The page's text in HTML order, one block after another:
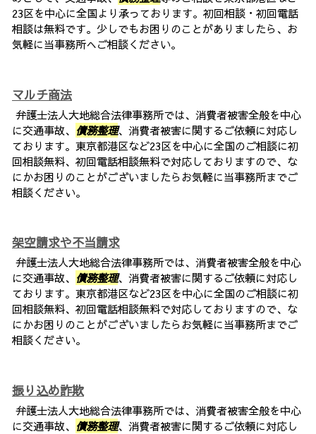
23区を中心に全国より承っております。初回相談・初回電話
相談は無料です。少しでもお困りのことがありましたら、お
気軽に当事務所へご相談ください。
マルチ商法
弁護士法人大地総合法律事務所では、消費者被害全般を中心
に交通事故、 債務整理、消費者被害に関するご依頼に対応し
ております。東京都港区など23区を中心に全国のご相談に初
回相談無料、初回電話相談無料で対応しておりますので、な
にかお困りのことがございましたらお気軽に当事務所までご
相談ください。
架空請求や不当請求
弁護士法人大地総合法律事務所では、消費者被害全般を中心
に交通事故、 債務整理、消費者被害に関するご依頼に対応し
ております。東京都港区など23区を中心に全国のご相談に初
回相談無料、初回電話相談無料で対応しておりますので、な
にかお困りのことがございましたらお気軽に当事務所までご
相談ください。
振り込め詐欺
弁護士法人大地総合法律事務所では、消費者被害全般を中心
に交通事故、 債務整理、消費者被害に関するご依頼に対応し